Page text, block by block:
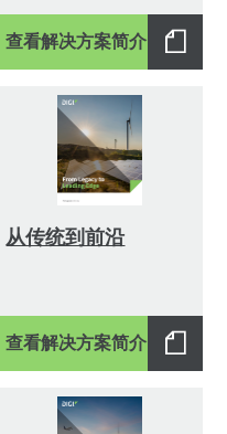
查看解决方案简介
从传统到前沿
查看解决方案简介